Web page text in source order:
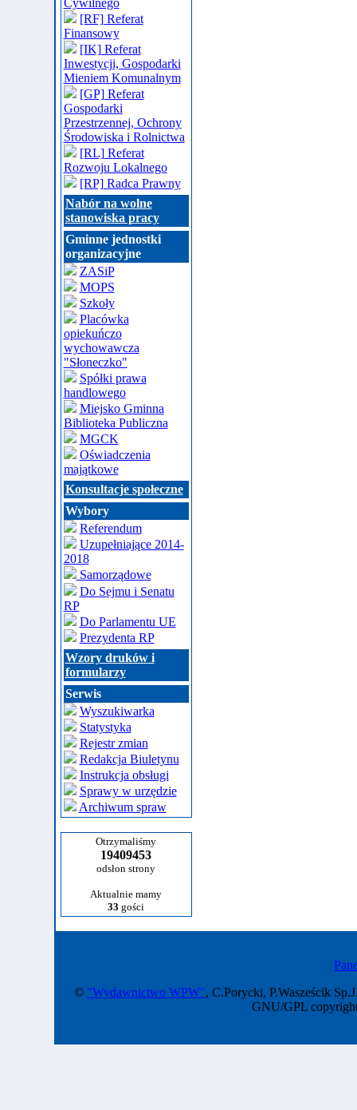
Cywilnego
[RF] Referat
Finansowy
[IK] Referat
Inwestycji, Gospodarki
Mieniem Komunalnym
[GP] Referat
Gospodarki
Przestrzennej, Ochrony
Środowiska i Rolnictwa
[RL] Referat
Rozwoju Lokalnego
[RP] Radca Prawny
Nabór na wolne
stanowiska pracy
Gminne jednostki
organizacyjne
ZASiP
MOPS
Szkoły
Placówka
opiekuńczo
wychowawcza
"Słoneczko"
Spółki prawa
handlowego
Miejsko Gminna
Biblioteka Publiczna
MGCK
Oświadczenia
majątkowe
Konsultacje społeczne
Wybory
Referendum
Uzupełniające 2014-
2018
Samorządowe
Do Sejmu i Senatu
RP
Do Parlamentu UE
Prezydenta RP
Wzory druków i
formularzy
Serwis
Wyszukiwarka
Statystyka
Rejestr zmian
Redakcja Biuletynu
Instrukcja obsługi
Sprawy w urzędzie
Archiwum spraw
Otrzymaliśmy
19409453
odsłon strony
Aktualnie mamy
33 gości
© "Wydawnictwo WPW", C.Porycki, P.Wasześcik
GNU/GPL